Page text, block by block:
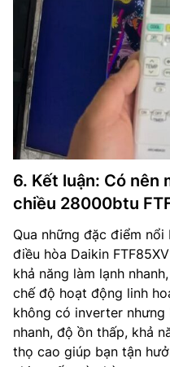
6. Kết luận: Có nên
chiều 28000btu
Qua những đặc điểm
điều hòa Daikin
khả năng làm lạnh
chế độ hoạt động linh
không có inverter
nhanh, độ ồn thấp, khả
thọ cao giúp bạn tận